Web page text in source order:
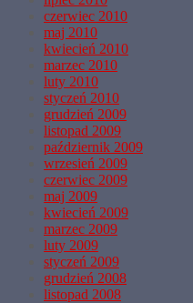
czerwiec 2010
maj 2010
kwiecień 2010
marzec 2010
luty 2010
styczeń 2010
grudzień 2009
listopad 2009
październik 2009
wrzesień 2009
czerwiec 2009
maj 2009
kwiecień 2009
marzec 2009
luty 2009
styczeń 2009
grudzień 2008
listopad 2008